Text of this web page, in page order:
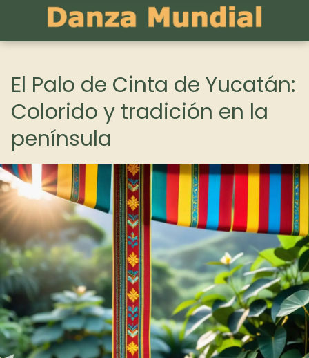
El Palo de Cinta de Yucatán:
Colorido y tradición en la
península